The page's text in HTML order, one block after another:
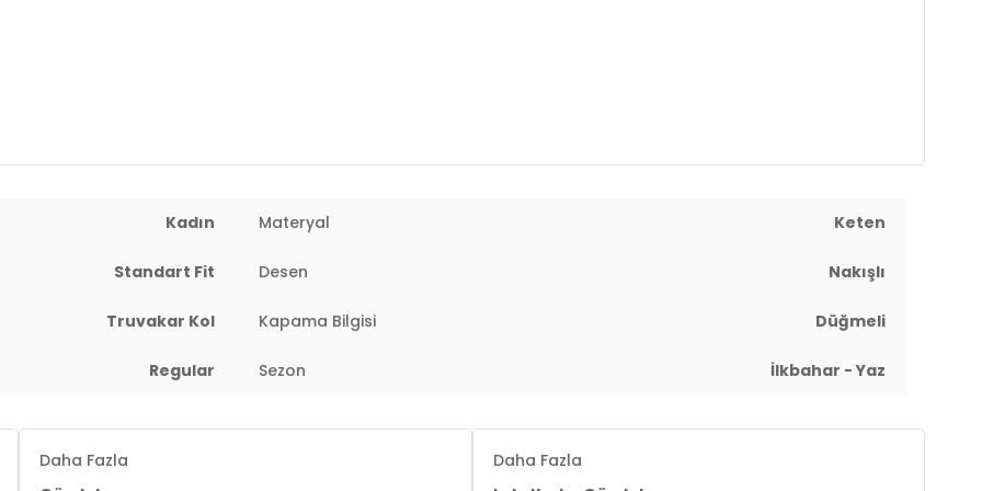
Kadın Materyal Keten
Standart Fit Desen Nakışlı
Truvakar Kol Kapama Bilgisi Düğmeli
Regular Sezon İlkbahar - Yaz
Daha Fazla
Daha Fazla